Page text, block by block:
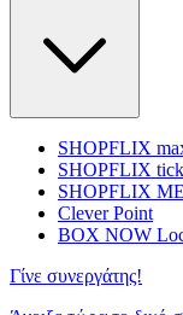
SHOPFLIX
SHOPFLIX
SHOPFLIX
Clever Point
BOX NOW
Γίνε συνεργάτης!